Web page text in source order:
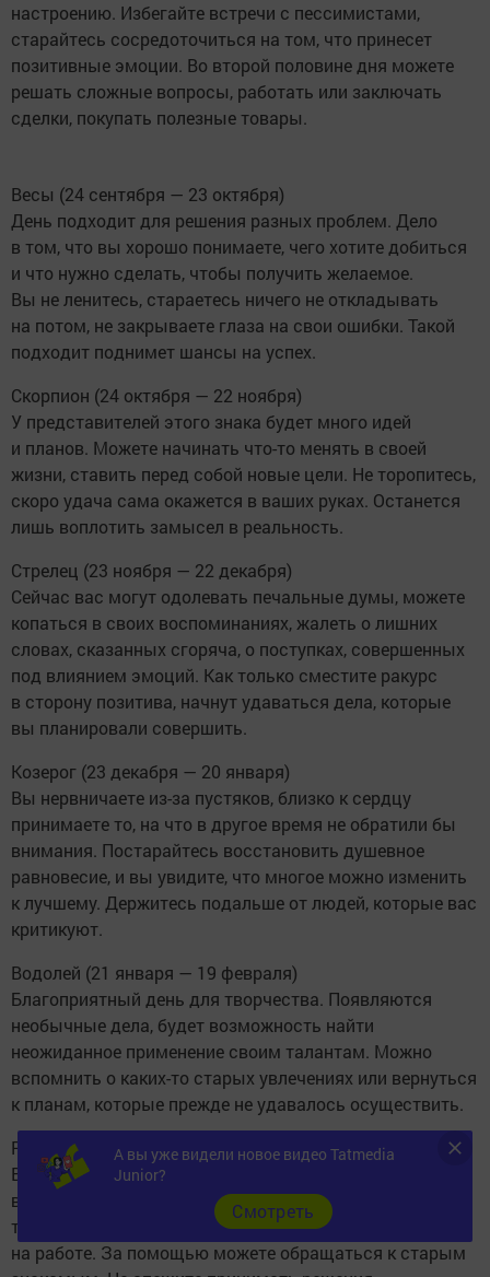
настроению. Избегайте встречи с пессимистами,
старайтесь сосредоточиться на том, что принесет
позитивные эмоции. Во второй половине дня можете
решать сложные вопросы, работать или заключать
сделки, покупать полезные товары.
Весы (24 сентября — 23 октября)
День подходит для решения разных проблем. Дело
в том, что вы хорошо понимаете, чего хотите добиться
и что нужно сделать, чтобы получить желаемое.
Вы не ленитесь, стараетесь ничего не откладывать
на потом, не закрываете глаза на свои ошибки. Такой
подходит поднимет шансы на успех.
Скорпион (24 октября — 22 ноября)
У представителей этого знака будет много идей
и планов. Можете начинать что-то менять в своей
жизни, ставить перед собой новые цели. Не торопитесь,
скоро удача сама окажется в ваших руках. Останется
лишь воплотить замысел в реальность.
Стрелец (23 ноября — 22 декабря)
Сейчас вас могут одолевать печальные думы, можете
копаться в своих воспоминаниях, жалеть о лишних
словах, сказанных сгоряча, о поступках, совершенных
под влиянием эмоций. Как только сместите ракурс
в сторону позитива, начнут удаваться дела, которые
вы планировали совершить.
Козерог (23 декабря — 20 января)
Вы нервничаете из-за пустяков, близко к сердцу
принимаете то, на что в другое время не обратили бы
внимания. Постарайтесь восстановить душевное
равновесие, и вы увидите, что многое можно изменить
к лучшему. Держитесь подальше от людей, которые вас
критикуют.
Водолей (21 января — 19 февраля)
Благоприятный день для творчества. Появляются
необычные дела, будет возможность найти
неожиданное применение своим талантам. Можно
вспомнить о каких-то старых увлечениях или вернуться
к планам, которые прежде не удавалось осуществить.
Рыбы (20 февраля — 20 марта)
Важно держать эмоции под контролем. Дав им волю,
вы рискуете разрушить то, что долго и с большим
трудом создавали. Нелегко будет сосредоточиться
на работе. За помощью можете обращаться к старым
А вы уже видели новое видео Tatmedia
Junior?
Cмотреть